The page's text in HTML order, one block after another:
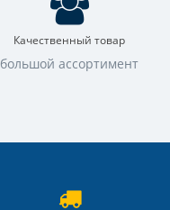
Качественный товар
большой ассортимент